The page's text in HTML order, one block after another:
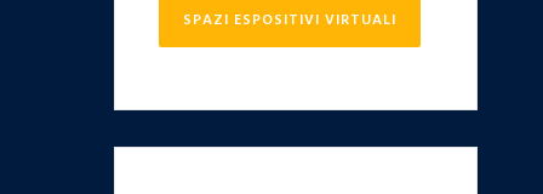
SPAZI ESPOSITIVI VIRTUALI